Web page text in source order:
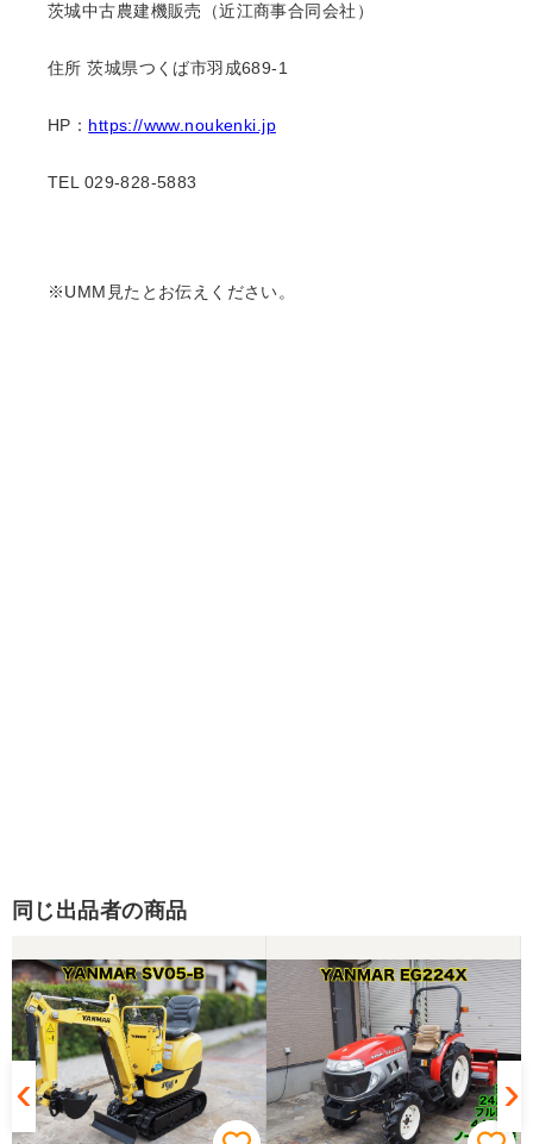
茨城中古農建機販売（近江商事合同会社）
住所 茨城県つくば市羽成689-1
HP： https://www.noukenki.jp
TEL 029-828-5883
※UMM見たとお伝えください。
同じ出品者の商品